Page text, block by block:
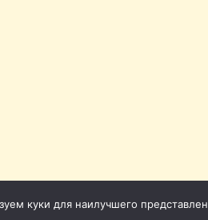
куки для наилучшего